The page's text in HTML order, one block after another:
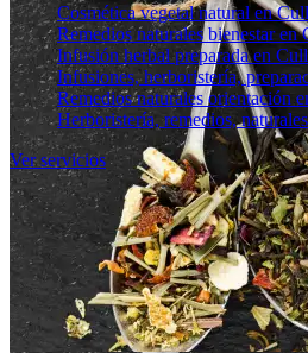
Cosmética vegetal natural en
Remedios naturales bienestar en
Infusión herbal preparada en
Infusiones, herboristería,
Remedios naturales orientación
Herboristería, remedios,
Ver servicios